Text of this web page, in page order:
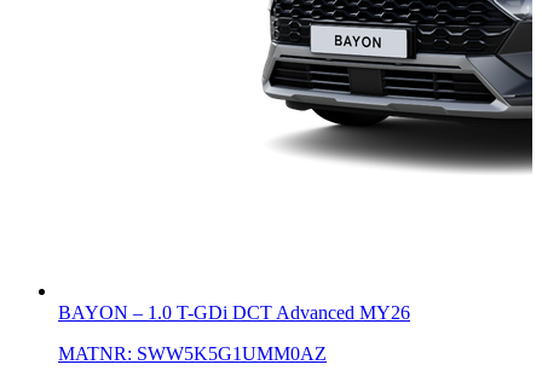
BAYON – 1.0 T-GDi DCT Advanced MY26
MATNR: SWW5K5G1UMM0AZ